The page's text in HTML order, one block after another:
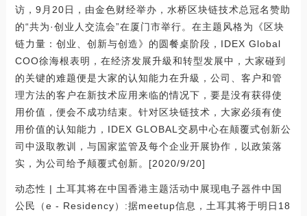
访，9月20日，由金色财经举办，水桥区块链技术总冠名赞助
的“共为·创业人交流会”在厦门市举行。在主题风格为《区块
链力量：创业、创新与创造》的圆餐桌阶段，IDEX Global
COO徐海根表明，在经济发展升級和转型发展中，大家碰到
的关键的难题便是大家的认知能力在升級，公司、客户和管
理方法的客户在新技术应用来临的情况下，要是没有获得使
用价值，便会不成功结束。针对区块链技术，大家必须有使
用价值的认知能力，IDEX GLOBAL交易中心在颠覆式创新公
司中汲取教训，与国家监管及每个企业开展协作，以政策落
实，为公司给予颠覆式创新。[2020/9/20]
动态性 | 土耳其将在中国香港主题活动中展现电子器件中国
公民（e - Residency）:据meetup信息，土耳其将于明日18